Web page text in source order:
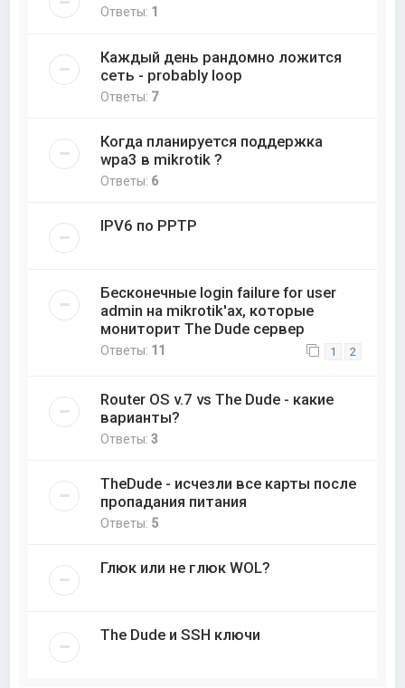
Ответы: 1
Каждый день рандомно ложится
сеть - probably loop
Ответы: 7
Когда планируется поддержка
wpa3 в mikrotik ?
Ответы: 6
IPV6 по PPTP
Бесконечные login failure for user
admin на mikrotik'ах, которые
мониторит The Dude сервер
Ответы: 11 1 2
Router OS v.7 vs The Dude - какие
варианты?
Ответы:3
TheDude - исчезли все карты после
пропадания питания
Ответы: 5
Глюк или не глюк WOL?
The Dude и SSH ключи